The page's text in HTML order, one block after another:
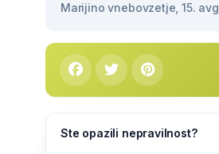
Marijino vnebovzetje, 15. avg
Ste opazili nepravilnost?